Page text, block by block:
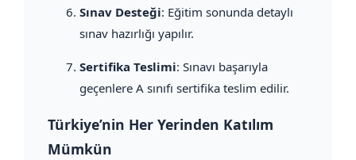
Sınav Desteği: Eğitim sonunda detaylı
sınav hazırlığı yapılır.
Sertifika Teslimi: Sınavı başarıyla
geçenlere A sınıfı sertifika teslim edilir.
Türkiye’nin Her Yerinden Katılım
Mümkün